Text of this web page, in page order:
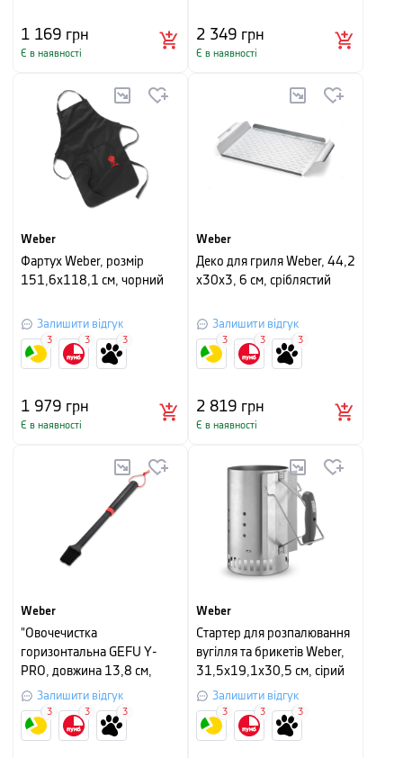
1 169 грн
Є в наявності
2 349 грн
Є в наявності
Weber
Фартух Weber, розмір
151,6х118,1 см, чорний
Залишити відгук
1 979 грн
Є в наявності
3 3 3
Weber
Деко для гриля Weber, 44,2
х30х3, 6 см, сріблястий
Залишити відгук
2 819 грн
Є в наявності
3 3 3
Weber
"Овочечистка
горизонтальна GEFU Y-
PRO, довжина 13,8 см,
сріблястий"
Залишити відгук
3 3 3
Weber
Стартер для розпалювання
вугілля та брикетів Weber,
31,5х19,1х30,5 см, сірий
Залишити відгук
3 3 3